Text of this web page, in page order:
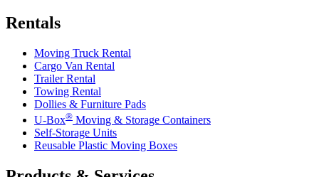
Rentals
Moving Truck Rental
Cargo Van Rental
Trailer Rental
Towing Rental
Dollies & Furniture Pads
U-Box® Moving & Storage Containers
Self-Storage Units
Reusable Plastic Moving Boxes